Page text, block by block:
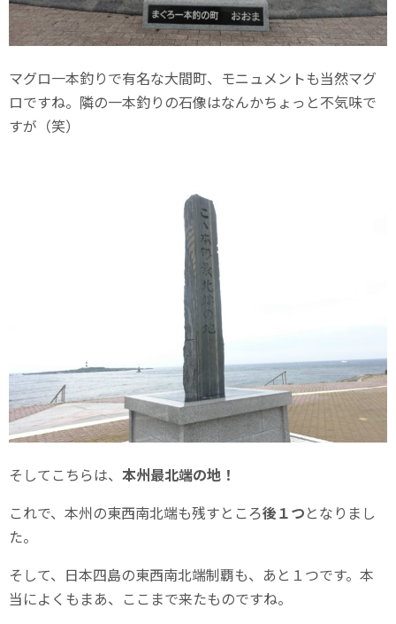
マグロ一本釣りで有名な大間町、モニュメントも当然マグ
ロですね。隣の一本釣りの石像はなんかちょっと不気味で
すが（笑）
そしてこちらは、 本州最北端の地！
これで、本州の東西南北端も残すところ後１つとなりまし
た。
そして、日本四島の東西南北端制覇も、あと１つです。本
当によくもまあ、ここまで来たものですね。